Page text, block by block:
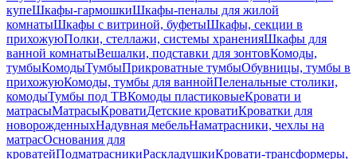
купеШкафы-гармошкиШкафы-пеналы для жилой
комнатыШкафы с витриной, буфетыШкафы, секции в
прихожуюПолки, стеллажи, системы храненияШкафы для
ванной комнатыВешалки, подставки для зонтовКомоды,
тумбыКомодыТумбыПрикроватные тумбыОбувницы, тумбы в
прихожуюКомоды, тумбы для ваннойПеленальные столики,
комодыТумбы под ТВКомоды пластиковыеКровати и
матрасыМатрасыКроватиДетские кроватиКроватки для
новорожденныхНадувная мебельНаматрасники, чехлы на
матрасОснования для
кроватейПодматрасникиРаскладушкиКровати-трансформеры,